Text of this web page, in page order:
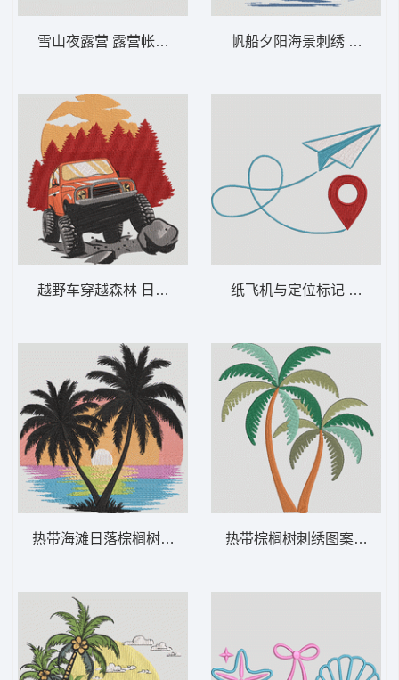
雪山夜露营 露营帐篷与山脉——观星自然-DS
越野车穿越森林 日落时分的越野卡车——冒
热带海滩日落棕榈树 热带棕榈日落 – 海滩-
帆船夕阳海景刺绣 帆船
纸飞机与定位标记 纸飞机
热带棕榈树刺绣图案 热带